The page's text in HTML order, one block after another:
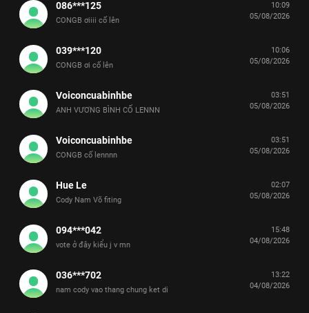
086***125
CONGB ơiiii cố lên
10:09
05/08/2026
039***120
CONGB ơi cố lên
10:06
05/08/2026
Voiconcuabinhbe
ANH VƯƠNG BÌNH CỐ LENNN
03:51
05/08/2026
Voiconcuabinhbe
CONGB cố lennnn
03:51
05/08/2026
Hue Le
Cody Nam Võ fiting
02:07
05/08/2026
094***042
vote ở đây kiểu j v mn
15:48
04/08/2026
036***702
nam cody vao thang chung ket di
13:22
04/08/2026